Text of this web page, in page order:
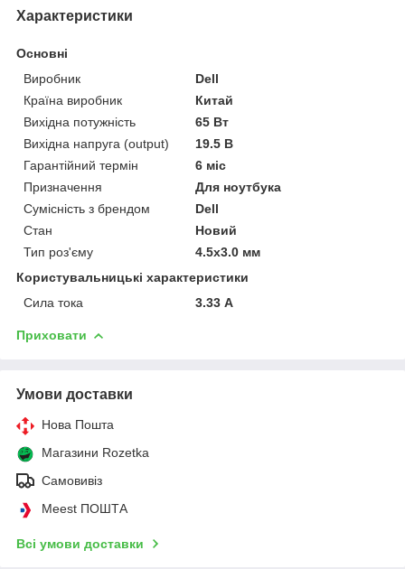
Характеристики
Основні
Виробник
Dell
Країна виробник
Китай
Вихідна потужність
65 Вт
Вихідна напруга (output)
19.5 В
Гарантійний термін
6 міс
Призначення
Для ноутбука
Сумісність з брендом
Dell
Стан
Новий
Тип роз'єму
4.5x3.0 мм
Користувальницькі характеристики
Сила тока
3.33 А
Приховати
Умови доставки
Нова Пошта
Магазини Rozetka
Самовивіз
Meest ПОШТА
Всі умови доставки